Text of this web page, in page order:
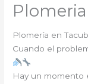
Plomería en
Cuando el
Hay un momento